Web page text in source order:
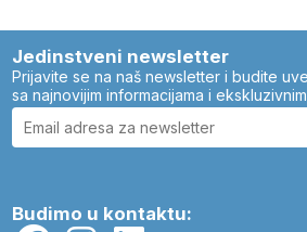
Jedinstveni newsletter
Prijavite se na naš newsletter i budite
sa najnovijim informacijama i
Budimo u kontaktu: